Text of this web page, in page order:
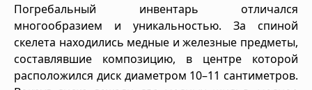
Погребальный инвентарь отличался
многообразием и уникальностью. За спиной
скелета находились медные и железные предметы,
составлявшие композицию, в центре которой
расположился диск диаметром 10–11 сантиметров.